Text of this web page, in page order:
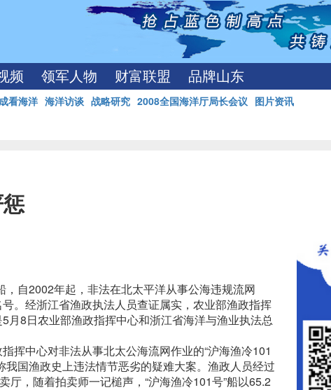
频 领军人物 财富联盟 品牌山东
看海洋 海洋访谈 战略研究 2008全国海洋厅局长会议 图片资讯
自2002年起，非法在北太平洋从事公海违规流网
。经浙江省渔政执法人员查证属实，农业部渔政指挥
月8日农业部渔政指挥中心和浙江省海洋与渔业执法总
挥中心对非法从事北太公海流网作业的“沪海渔冷101
国渔政史上违法情节恶劣的疑难大案。渔政人员经过
，随着拍卖师一记槌声，“沪海渔冷101号”船以65.2